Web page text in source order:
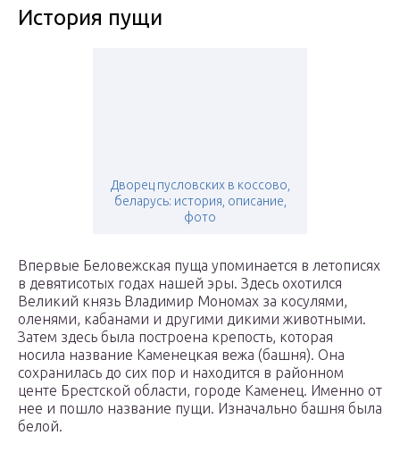
История пущи
Дворец пусловских в коссово,
беларусь: история, описание,
фото
Впервые Беловежская пуща упоминается в летописях
в девятисотых годах нашей эры. Здесь охотился
Великий князь Владимир Мономах за косулями,
оленями, кабанами и другими дикими животными.
Затем здесь была построена крепость, которая
носила название Каменецкая вежа (башня). Она
сохранилась до сих пор и находится в районном
центе Брестской области, городе Каменец. Именно от
нее и пошло название пущи. Изначально башня была
белой.